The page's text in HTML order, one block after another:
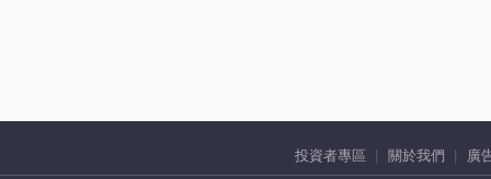
投資者專區 關於我們 廣